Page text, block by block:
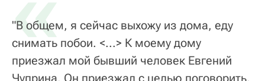
"В общем, я сейчас выхожу из дома, еду
снимать побои. <...> К моему дому
приезжал мой бывший человек Евгений
Чуприна. Он приезжал с целью поговорить.